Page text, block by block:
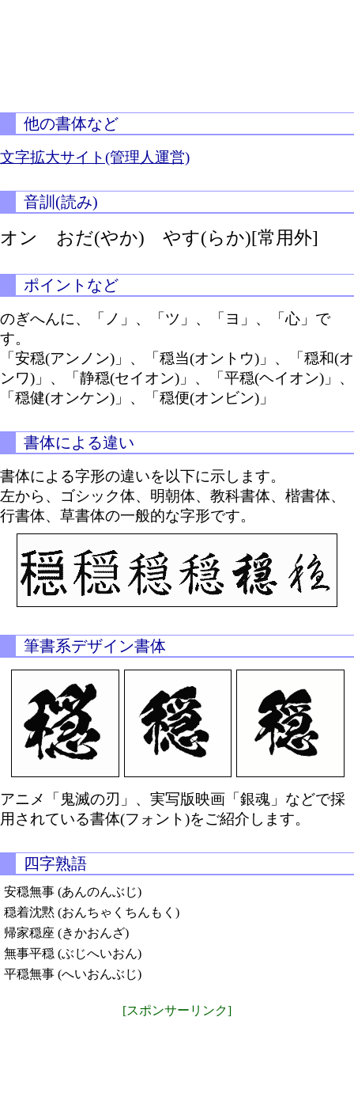
他の書体など
文字拡大サイト(管理人運営)
音訓(読み)
オン おだ(やか) やす(らか)[常用外]
ポイントなど
のぎへんに、「ノ」、「ツ」、「ヨ」、「心」で
す。
「安穏(アンノン)」、「穏当(オントウ)」、「穏和(オ
ンワ)」、「静穏(セイオン)」、「平穏(ヘイオン)」、
「穏健(オンケン)」、「穏便(オンビン)」
書体による違い
書体による字形の違いを以下に示します。
左から、ゴシック体、明朝体、教科書体、楷書体、
行書体、草書体の一般的な字形です。
筆書系デザイン書体
アニメ「鬼滅の刃」、実写版映画「銀魂」などで採
用されている書体(フォント)をご紹介します。
四字熟語
安穏無事 (あんのんぶじ)
穏着沈黙 (おんちゃくちんもく)
帰家穏座 (きかおんざ)
無事平穏 (ぶじへいおん)
平穏無事 (へいおんぶじ)
[スポンサーリンク]